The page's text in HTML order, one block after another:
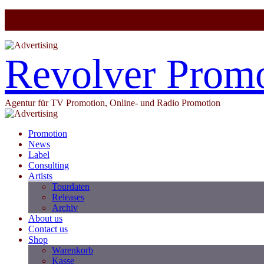
Revolver
Agentur für TV Promotion, Online- und Radio Promotion
Promotion
News
Label
Consulting
Artists
Tourdaten
Releases
Archiv
About us
Contact us
Shop
Warenkorb
Kasse